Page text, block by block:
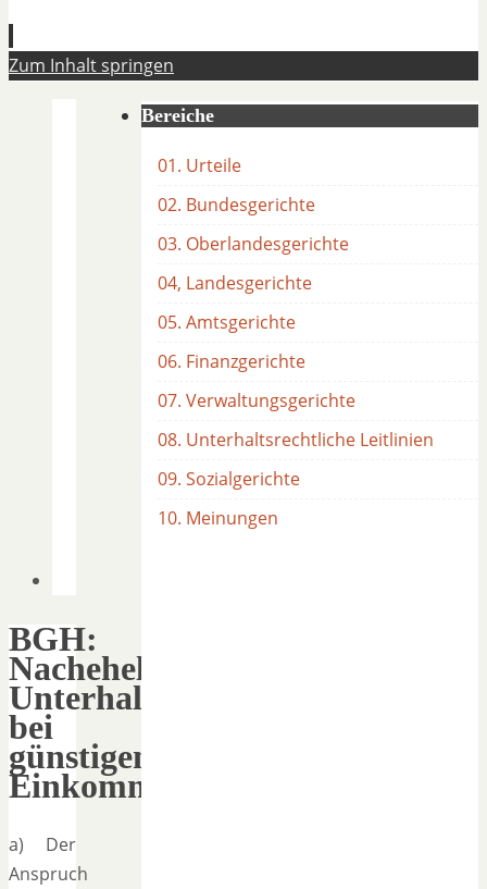
Zum Inhalt springen
BGH:
Nachehelicher
Unterhalt
bei
günstigen
Einkommensverhältnissen
a) Der
Anspruch
Bereiche
01. Urteile
02. Bundesgerichte
03. Oberlandesgerichte
04, Landesgerichte
05. Amtsgerichte
06. Finanzgerichte
07. Verwaltungsgerichte
08. Unterhaltsrechtliche Leitlinien
09. Sozialgerichte
10. Meinungen